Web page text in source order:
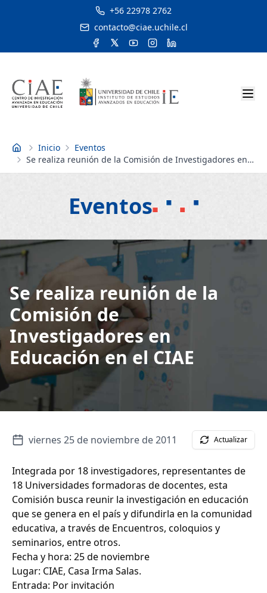
+56 22978 2762
contacto@ciae.uchile.cl
Inicio Inicio
Eventos
Se realiza reunión de la Comisión de Investigadores en
Educación en el CIAE
Eventos
Se realiza reunión de la
Comisión de
Investigadores en
Educación en el CIAE
viernes 25 de noviembre de 2011 Actualizar
Integrada por 18 investigadores, representantes de
18 Universidades formadoras de docentes, esta
Comisión busca reunir la investigación en educación
que se genera en el país y difundirla en la comunidad
educativa, a través de Encuentros, coloquios y
seminarios, entre otros.
Fecha y hora: 25 de noviembre
Lugar: CIAE, Casa Irma Salas.
Entrada: Por invitación